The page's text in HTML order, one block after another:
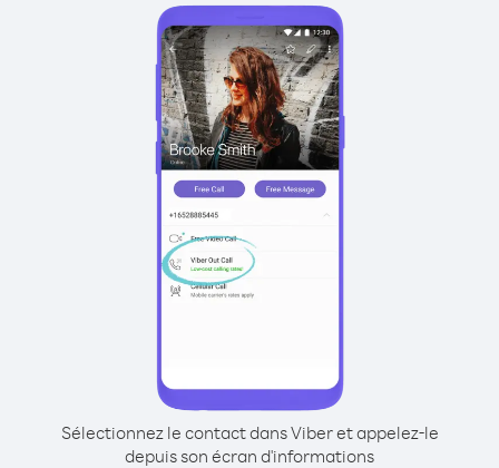
Sélectionnez le contact dans Viber et appelez-le
depuis son écran d'informations